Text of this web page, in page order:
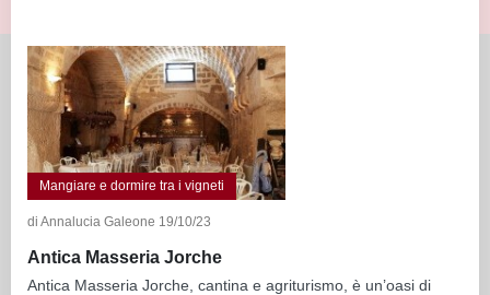
Mangiare e dormire tra i vigneti
di Annalucia Galeone 19/10/23
Antica Masseria Jorche
Antica Masseria Jorche, cantina e agriturismo, è un’oasi di